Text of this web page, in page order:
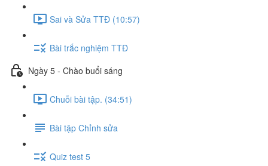
Sai và Sửa TTĐ (10:57)
Bài trắc nghiệm TTĐ
Ngày 5 - Chào buổi sáng
Chuỗi bài tập. (34:51)
Bài tập Chỉnh sửa
Quiz test 5